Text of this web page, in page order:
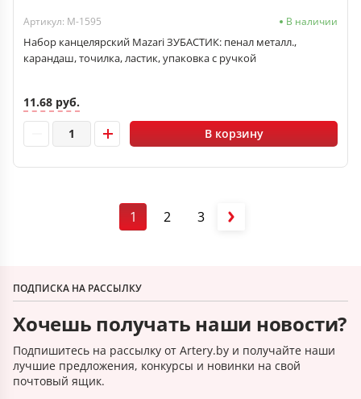
Артикул: M-1595 В наличии
Набор канцелярский Mazari ЗУБАСТИК: пенал металл.,
карандаш, точилка, ластик, упаковка с ручкой
11.68 руб.
В корзину
1 2 3
ПОДПИСКА НА РАССЫЛКУ
Хочешь получать наши новости?
Подпишитесь на рассылку от Artery.by и получайте наши
лучшие предложения, конкурсы и новинки на свой
почтовый ящик.